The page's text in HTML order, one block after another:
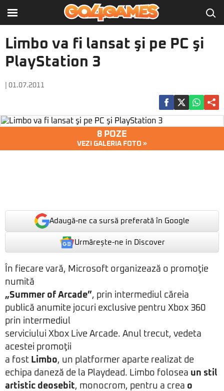
Limbo va fi lansat şi pe PC şi
PlayStation 3
| 01.07.2011
8 POZE
VEZI GALERIA FOTO »
Adaugă-ne ca sursă preferată în Google
Urmărește-ne in Discover
În fiecare vară, Microsoft organizează o promoţie
numită
„Summer of Arcade”, prin intermediul căreia
publică anumite jocuri exclusive pentru Xbox 360
prin intermediul
serviciului Xbox Live Arcade. Anul trecut, vedeta
acestei promoţii
a fost Limbo, un platformer aparte realizat de
echipa daneză de la Playdead. Limbo folosea un stil
artistic deosebit, monocrom, pentru a crea o